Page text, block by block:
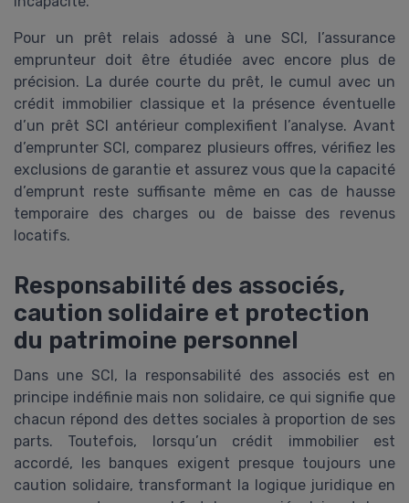
Pour un prêt relais adossé à une SCI, l’assurance
emprunteur doit être étudiée avec encore plus de
précision. La durée courte du prêt, le cumul avec un
crédit immobilier classique et la présence éventuelle
d’un prêt SCI antérieur complexifient l’analyse. Avant
d’emprunter SCI, comparez plusieurs offres, vérifiez les
exclusions de garantie et assurez vous que la capacité
d’emprunt reste suffisante même en cas de hausse
temporaire des charges ou de baisse des revenus
locatifs.
Responsabilité des associés,
caution solidaire et protection
du patrimoine personnel
Dans une SCI, la responsabilité des associés est en
principe indéfinie mais non solidaire, ce qui signifie que
chacun répond des dettes sociales à proportion de ses
parts. Toutefois, lorsqu’un crédit immobilier est
accordé, les banques exigent presque toujours une
caution solidaire, transformant la logique juridique en